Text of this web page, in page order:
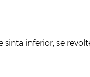
inferior, se